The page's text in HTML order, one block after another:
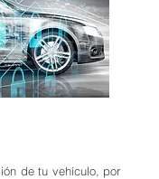
de tu vehículo, por